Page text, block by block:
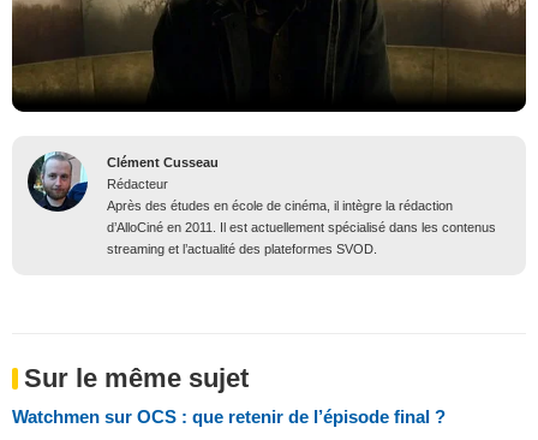
Clément Cusseau
Rédacteur
Après des études en école de cinéma, il intègre la rédaction
d’AlloCiné en 2011. Il est actuellement spécialisé dans les contenus
streaming et l’actualité des plateformes SVOD.
Sur le même sujet
Watchmen sur OCS : que retenir de l’épisode final ?